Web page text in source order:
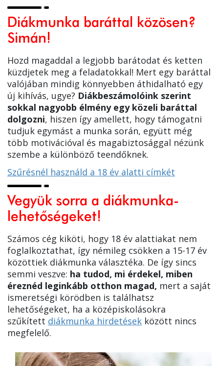
Diákmunka baráttal közösen?
Simán!
Hozd magaddal a legjobb barátodat és ketten
küzdjetek meg a feladatokkal! Mert egy baráttal
valójában mindig könnyebben áthidalható egy
új kihívás, ugye? Diákbeszámolóink szerint
sokkal nagyobb élmény egy közeli baráttal
dolgozni, hiszen így amellett, hogy támogatni
tudjuk egymást a munka során, együtt még
több motivációval és magabiztosággal nézünk
szembe a különböző teendőknek.
Szűrésnél használd a 18 év alatti címkét
Vegyük sorra a diákmunka-
lehetőségeket!
Számos cég kiköti, hogy 18 év alattiakat nem
foglalkoztathat, így némileg csökken a 15-17 év
közöttiek diákmunka választéka. De így sincs
semmi veszve: ha tudod, mi érdekel, miben
éreznéd leginkább otthon magad, mert a saját
ismeretségi körödben is találhatsz
lehetőségeket, ha a középiskolásokra
szűkített diákmunka hirdetések között nincs
megfelelő.